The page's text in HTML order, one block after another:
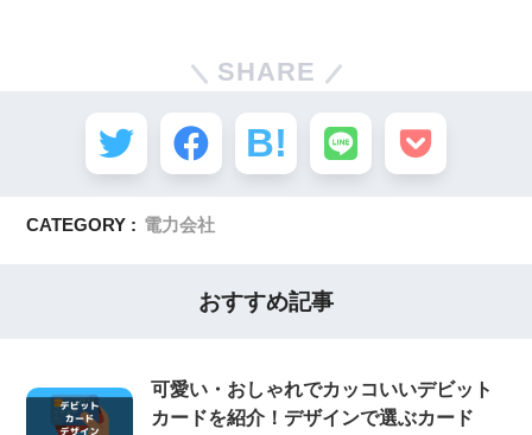
SHARE
CATEGORY : 電力会社
おすすめ記事
可愛い・おしゃれでカッコいいデビット
カードを紹介！デザインで選ぶカード